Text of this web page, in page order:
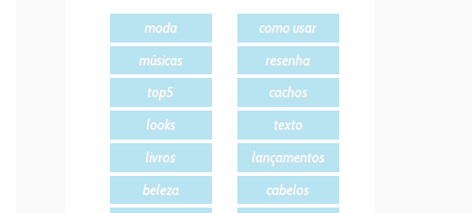
moda
como usar
músicas
resenha
top5
cachos
looks
texto
livros
lançamentos
beleza
cabelos